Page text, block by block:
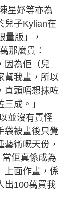
星妤等亦為
兒子Kylian在
量版」，
那麼貴：
因為佢（兒
幫我畫，所以
直頭唔想抹咗
成。」
並沒有責怪
袋被畫後只覺
術嘅天份，
佢真係成為
上面作畫，係
出100萬買我